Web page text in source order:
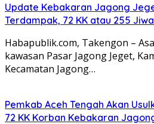
Update Kebakaran Jagong
Terdampak, 72 KK atau 255
Habapublik.com, Takengon –
kawasan Pasar Jagong Jeget,
Kecamatan Jagong…
Pemkab Aceh Tengah Akan
72 KK Korban Kebakaran